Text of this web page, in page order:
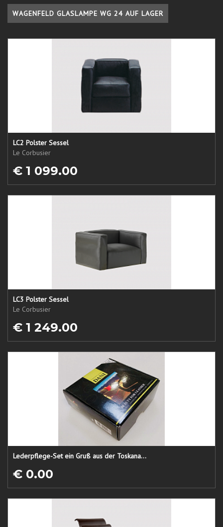
WAGENFELD GLASLAMPE WG 24 AUF LAGER
LC2 Polster Sessel
Le Corbusier
€ 1 099.00
LC3 Polster Sessel
Le Corbusier
€ 1 249.00
Lederpflege-Set ein Gruß aus der Toskana...
€ 0.00